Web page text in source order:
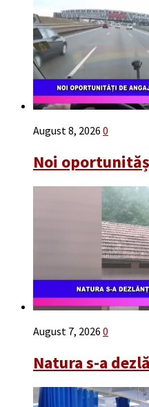
August 8, 2026 0
Noi
August 7, 2026 0
Natura s-a